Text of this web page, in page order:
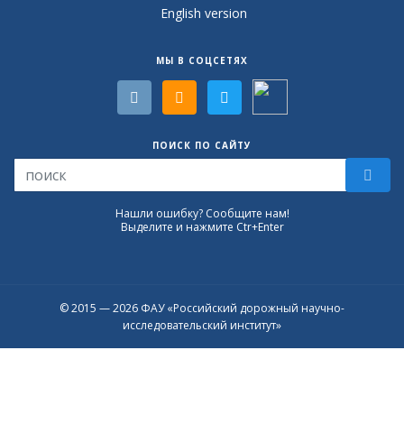
English version
МЫ В СОЦСЕТЯХ
ПОИСК ПО САЙТУ
Нашли ошибку? Сообщите нам!
Выделите и нажмите Ctr+Enter
© 2015 — 2026 ФАУ «Российский дорожный научно-
исследовательский институт»